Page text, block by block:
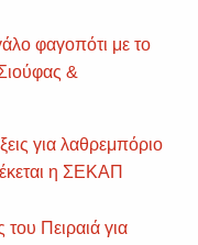
φαγοπότι με το
&
για λαθρεμπόριο
η ΣΕΚΑΠ
Πειραιά για